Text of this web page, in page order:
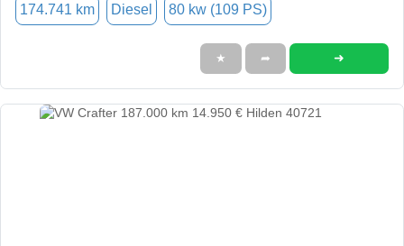
174.741 km Diesel 80 kw (109 PS)
★ ➦ ➜